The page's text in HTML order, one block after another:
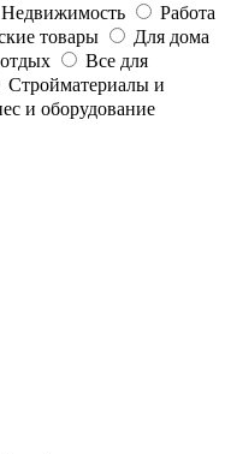
Недвижимость
Работа
товары
Для дома
Все для
Стройматериалы и
и оборудование